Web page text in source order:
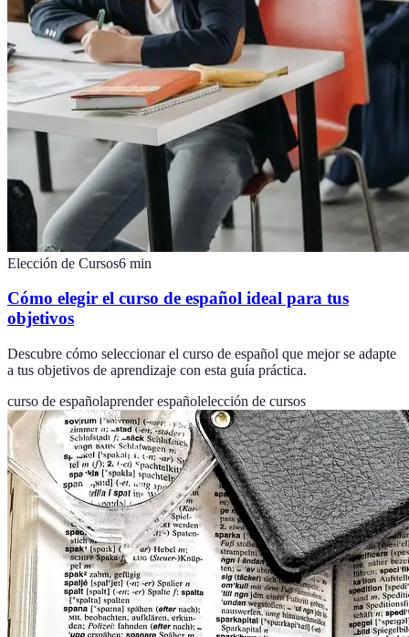
Elección de Cursos6 min
Cómo elegir el curso de español ideal para tus
objetivos
Descubre cómo seleccionar el curso de español que mejor se adapte
a tus objetivos de aprendizaje con esta guía práctica.
curso de españolaprender españolelección de cursos